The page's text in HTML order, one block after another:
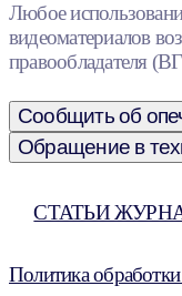
Любое
видеоматериалов
правообладателя
Сообщить об
Обращение в
СТАТЬИ
Политика